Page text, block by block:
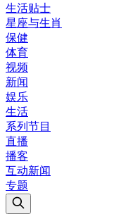
生活贴士
星座与生肖
保健
体育
视频
新闻
娱乐
生活
系列节目
直播
播客
互动新闻
专题